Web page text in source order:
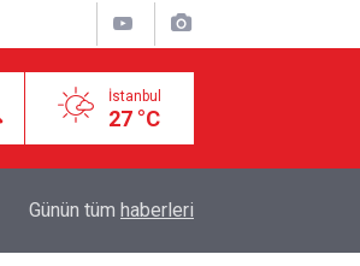
İstanbul
27 °C
MUHAFIZLARI: ABD VE İSRAİL’İN
Günün tüm haberleri